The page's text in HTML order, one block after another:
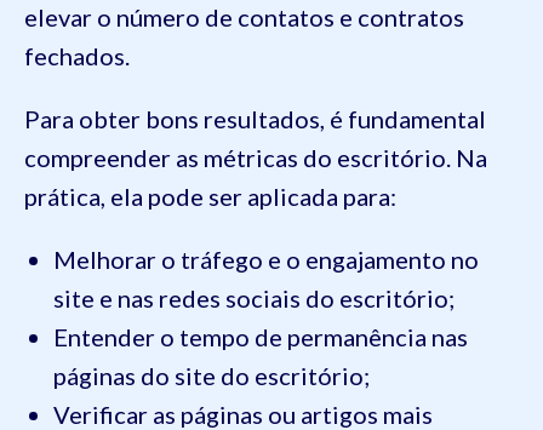
elevar o número de contatos e contratos
fechados.
Para obter bons resultados, é fundamental
compreender as métricas do escritório. Na
prática, ela pode ser aplicada para:
Melhorar o tráfego e o engajamento no
site e nas redes sociais do escritório;
Entender o tempo de permanência nas
páginas do site do escritório;
Verificar as páginas ou artigos mais